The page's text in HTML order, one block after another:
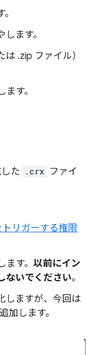
します。
.zip ファイル）
ます。
た .crx ファイ
リガーする権限
ます。 以前にイン
ないでください。
しますが、今回は
加します。